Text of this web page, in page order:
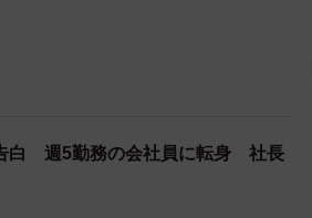
白 週5勤務の会社員に転身 社長